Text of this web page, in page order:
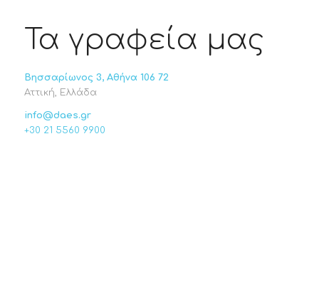
Τα γραφεία μας
Βησσαρίωνος 3, Αθήνα 106 72
Αττική, Ελλάδα
info@daes.gr
+30 21 5560 9900